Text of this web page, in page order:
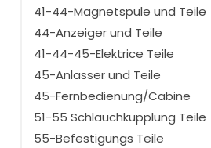
41-44-Magnetspule und Teile
44-Anzeiger und Teile
41-44-45-Elektrice Teile
45-Anlasser und Teile
45-Fernbedienung/Cabine
51-55 Schlauchkupplung Teile
55-Befestigungs Teile